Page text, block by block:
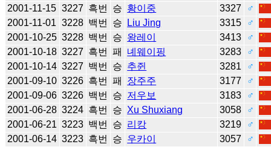
2001-11-15 3227 흑번 승 황이중 3327
♂
2001-11-01 3228 백번 승 Liu Jing 3315
♂
2001-10-25 3228 백번 승 왕레이 3413
♂
2001-10-18 3227 흑번 패 녜웨이핑 3283
♂
2001-10-14 3227 백번 승 추쥔 3281
♂
2001-09-10 3226 흑번 패 장주주 3177
♂
2001-09-06 3226 백번 승 저우보 3183
♂
2001-06-28 3224 흑번 승 Xu Shuxiang 3058
♂
2001-06-21 3223 백번 승 리캉 3219
♂
2001-06-14 3223 흑번 승 우카이 3057
♂